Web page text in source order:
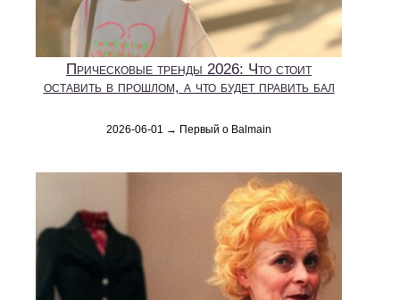
Прическовые тренды 2026: Что стоит
оставить в прошлом, а что будет править бал
2026-06-01 → Первый о Balmain